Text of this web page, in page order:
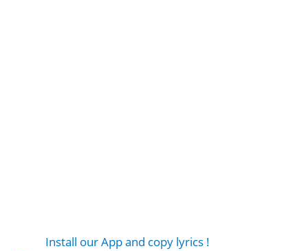
Install our App and copy lyrics !